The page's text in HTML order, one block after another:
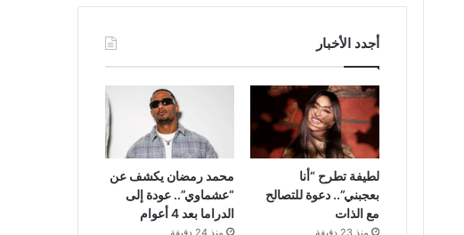
أجدد الأخبار
لطيفة تطرح “أنا
بعجبني”.. دعوة للتصالح
مع الذات
منذ 23 دقيقة
محمد رمضان يكشف عن
“عشماوي”.. عودة إلى
الدراما بعد 4 أعوام
منذ 24 دقيقة